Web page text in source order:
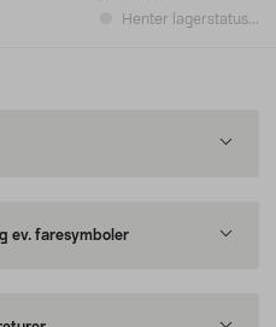
Henter lagerstatus...
ev. faresymboler